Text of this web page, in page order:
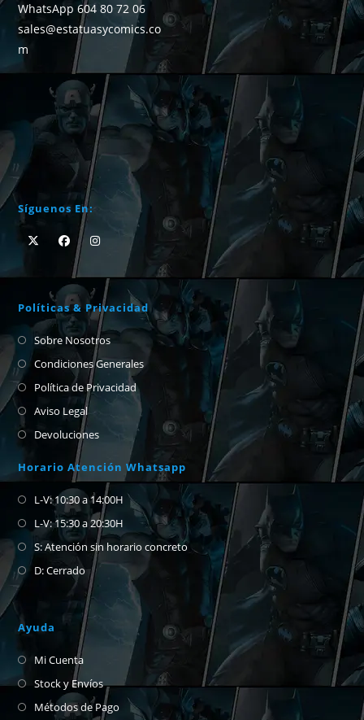
WhatsApp 604 80 72 06
sales@estatuasycomics.co
m
Síguenos En:
Políticas & Privacidad
Sobre Nosotros
Condiciones Generales
Política de Privacidad
Aviso Legal
Devoluciones
Horario Atención Whatsapp
L-V: 10:30 a 14:00H
L-V: 15:30 a 20:30H
S: Atención sin horario concreto
D: Cerrado
Ayuda
Mi Cuenta
Stock y Envíos
Métodos de Pago